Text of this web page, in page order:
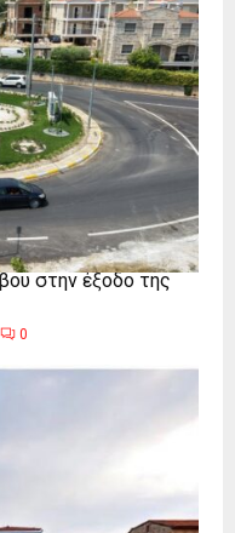
στην έξοδο της
0